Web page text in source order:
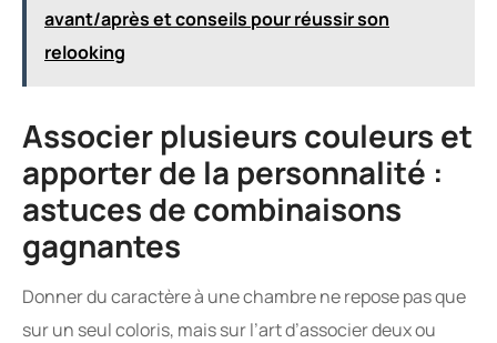
avant/après et conseils pour réussir son
relooking
Associer plusieurs couleurs et
apporter de la personnalité :
astuces de combinaisons
gagnantes
Donner du caractère à une chambre ne repose pas que
sur un seul coloris, mais sur l’art d’associer deux ou